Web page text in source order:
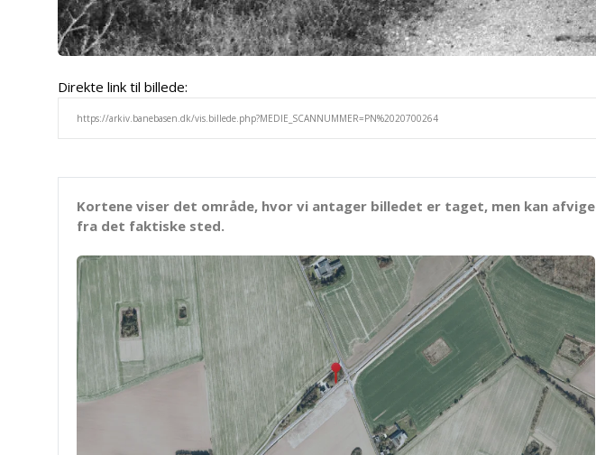
Direkte link til billede:
Kortene viser det område, hvor vi antager billedet er taget, men kan afvige
fra det faktiske sted.